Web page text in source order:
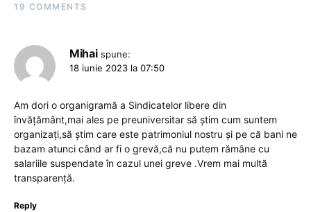
19 COMMENTS
Mihai spune:
18 iunie 2023 la 07:50
Am dori o organigramă a Sindicatelor libere din
învățământ,mai ales pe preuniversitar să știm cum suntem
organizați,să știm care este patrimoniul nostru și pe că bani ne
bazam atunci când ar fi o grevă,că nu putem rămâne cu
salariile suspendate în cazul unei greve .Vrem mai multă
transparență.
Reply